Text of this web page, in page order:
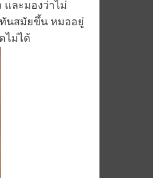
ละมองว่าไม่
นสมัยขึ้น หมออยู่
ไม่ได้